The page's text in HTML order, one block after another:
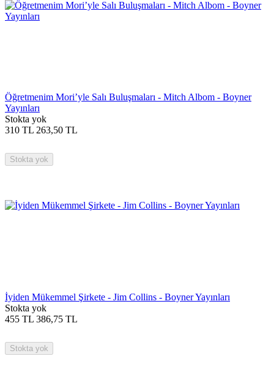
Öğretmenim Mori’yle Salı Buluşmaları - Mitch Albom - Boyner
Yayınları
Stokta yok
310 TL 263,50 TL
Stokta yok
İyiden Mükemmel Şirkete - Jim Collins - Boyner Yayınları
Stokta yok
455 TL 386,75 TL
Stokta yok